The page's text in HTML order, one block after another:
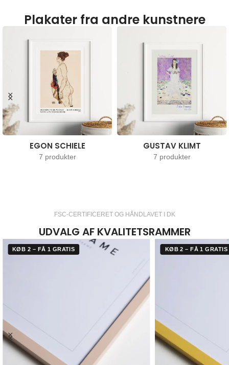
Plakater fra andre kunstnere
EGON SCHIELE
7 produkter
GUSTAV KLIMT
7 produkter
FSC-CERTIFICERET OG HÅNDLAVET I DK
UDVALG AF KVALITETSRAMMER
KØB 2 – FÅ 1 GRATIS KØB 2 – FÅ 1 GRATIS